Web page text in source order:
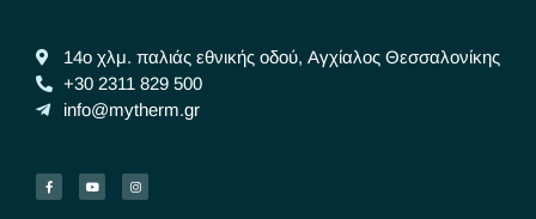
14ο χλμ. παλιάς εθνικής οδού, Αγχίαλος Θεσσαλονίκης
+30 2311 829 500
info@mytherm.gr